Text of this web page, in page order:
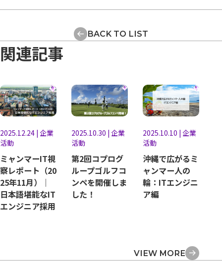
BACK TO LIST
関連記事
2025.12.24 | 企業
活動
ミャンマーIT視
察レポート（20
25年11月）｜
日本語堪能なIT
エンジニア採用
2025.10.30 |企業
活動
第2回コプログ
ループゴルフコ
ンペを開催しま
した！
2025.10.10 |企業
活動
沖縄で広がるミ
ャンマー人の
輪：ITエンジニ
ア編
VIEW MORE